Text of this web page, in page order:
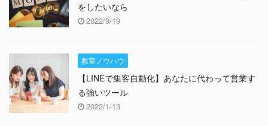
をしたいなら
2022/9/19
教室ノウハウ
【LINEで集客自動化】あなたに代わって営業す
る強いツール
2022/1/13